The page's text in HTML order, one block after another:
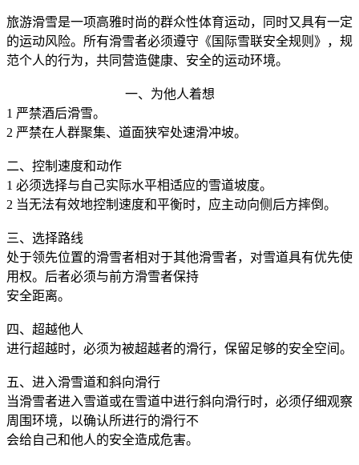
旅游滑雪是一项高雅时尚的群众性体育运动，同时又具有一定
的运动风险。所有滑雪者必须遵守《国际雪联安全规则》，规
范个人的行为，共同营造健康、安全的运动环境。
一、为他人着想
1 严禁酒后滑雪。
2 严禁在人群聚集、道面狭窄处速滑冲坡。
二、控制速度和动作
1 必须选择与自己实际水平相适应的雪道坡度。
2 当无法有效地控制速度和平衡时，应主动向侧后方摔倒。
三、选择路线
处于领先位置的滑雪者相对于其他滑雪者，对雪道具有优先使
用权。后者必须与前方滑雪者保持
安全距离。
四、超越他人
进行超越时，必须为被超越者的滑行，保留足够的安全空间。
五、进入滑雪道和斜向滑行
当滑雪者进入雪道或在雪道中进行斜向滑行时，必须仔细观察
周围环境，以确认所进行的滑行不
会给自己和他人的安全造成危害。